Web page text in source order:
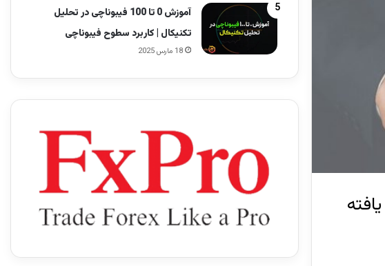
آموزش 0 تا 100 فیبوناچی در تحلیل
تکنیکال | کاربرد سطوح فیبوناچی
18 مارس 2025